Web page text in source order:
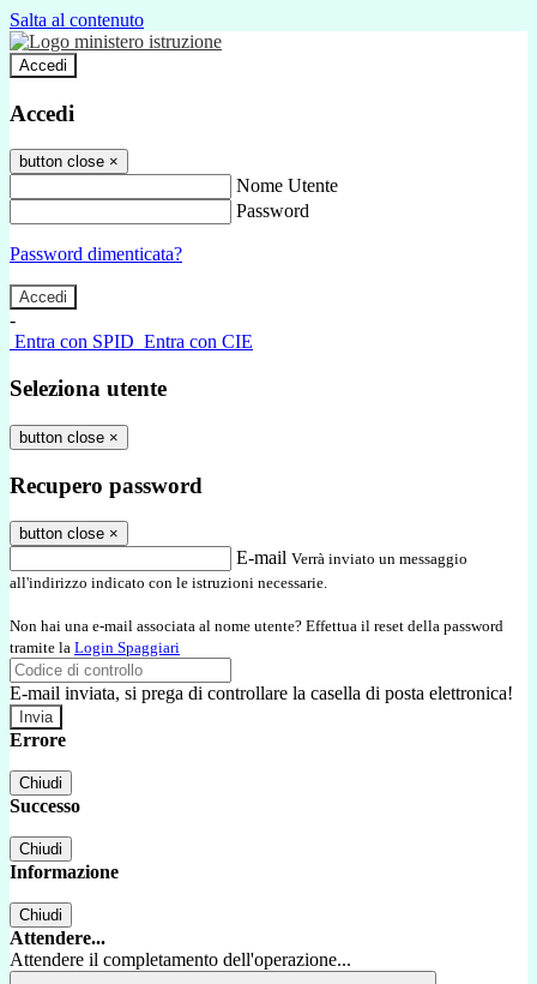
Salta al contenuto
Accedi
Accedi
button close ×
Nome Utente
Password
Password dimenticata?
-
Entra con SPID Entra con CIE
Seleziona utente
button close ×
Recupero password
button close ×
E-mail Verrà inviato un messaggio
all'indirizzo indicato con le istruzioni necessarie.
Non hai una e-mail associata al nome utente? Effettua il reset della password
tramite la Login Spaggiari
E-mail inviata, si prega di controllare la casella di posta elettronica!
Errore
Chiudi
Successo
Chiudi
Informazione
Chiudi
Attendere...
Attendere il completamento dell'operazione...